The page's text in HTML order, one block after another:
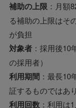
補助の上限：月額
る補助の上限はそ
が負担
対象者：採用後10
の採用者）
利用期間：最長10
証するものではあ
利用回数：利用は